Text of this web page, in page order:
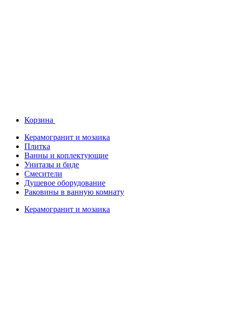
Корзина
Керамогранит и мозаика
Плитка
Ванны и коплектующие
Унитазы и биде
Смесители
Душевое оборудование
Раковины в ванную комнату
Керамогранит и мозаика